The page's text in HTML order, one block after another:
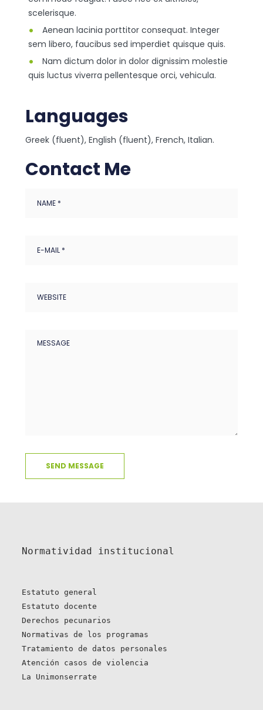
scelerisque.
Aenean lacinia porttitor consequat. Integer
sem libero, faucibus sed imperdiet quisque quis.
Nam dictum dolor in dolor dignissim molestie
quis luctus viverra pellentesque orci, vehicula.
Languages
Greek (fluent), English (fluent), French, Italian.
Contact Me
Normatividad institucional
Estatuto general
Estatuto docente
Derechos pecunarios
Normativas de los programas
Tratamiento de datos personales
Atención casos de violencia
La Unimonserrate